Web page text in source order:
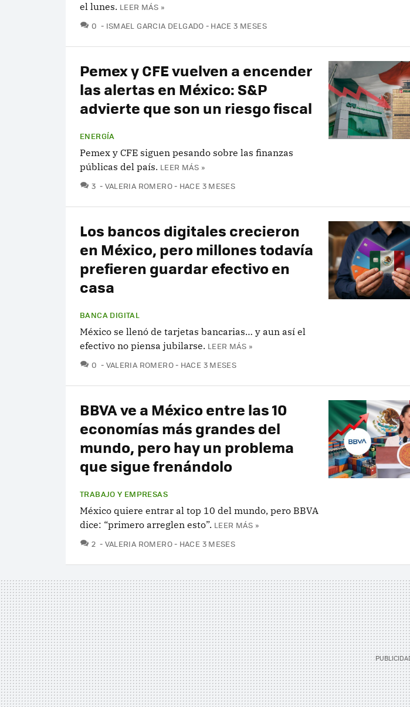
el lunes. LEER MÁS »
0 COMENTARIOS
ISMAEL GARCIA DELGADO HACE 3 MESES
Pemex y CFE vuelven a encender
las alertas en México: S&P
advierte que son un riesgo fiscal
ENERGÍA
Pemex y CFE siguen pesando sobre las finanzas
públicas del país. LEER MÁS »
3 COMENTARIOS
VALERIA ROMERO HACE 3 MESES
Los bancos digitales crecieron
en México, pero millones todavía
prefieren guardar efectivo en
casa
BANCA DIGITAL
México se llenó de tarjetas bancarias… y aun así el
efectivo no piensa jubilarse. LEER MÁS »
0 COMENTARIOS
VALERIA ROMERO HACE 3 MESES
BBVA ve a México entre las 10
economías más grandes del
mundo, pero hay un problema
que sigue frenándolo
TRABAJO Y EMPRESAS
México quiere entrar al top 10 del mundo, pero BBVA
dice: “primero arreglen esto”. LEER MÁS »
2 COMENTARIOS
VALERIA ROMERO HACE 3 MESES